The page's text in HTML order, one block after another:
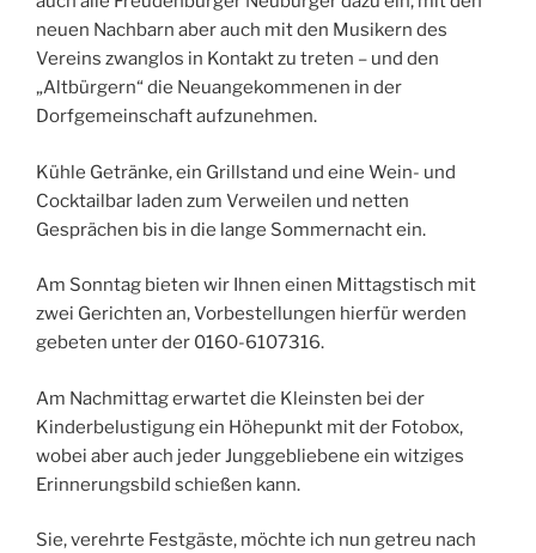
neuen Nachbarn aber auch mit den Musikern des
Vereins zwanglos in Kontakt zu treten – und den
„Altbürgern“ die Neuangekommenen in der
Dorfgemeinschaft aufzunehmen.
Kühle Getränke, ein Grillstand und eine Wein- und
Cocktailbar laden zum Verweilen und netten
Gesprächen bis in die lange Sommernacht ein.
Am Sonntag bieten wir Ihnen einen Mittagstisch mit
zwei Gerichten an, Vorbestellungen hierfür werden
gebeten unter der 0160-6107316.
Am Nachmittag erwartet die Kleinsten bei der
Kinderbelustigung ein Höhepunkt mit der Fotobox,
wobei aber auch jeder Junggebliebene ein witziges
Erinnerungsbild schießen kann.
Sie, verehrte Festgäste, möchte ich nun getreu nach